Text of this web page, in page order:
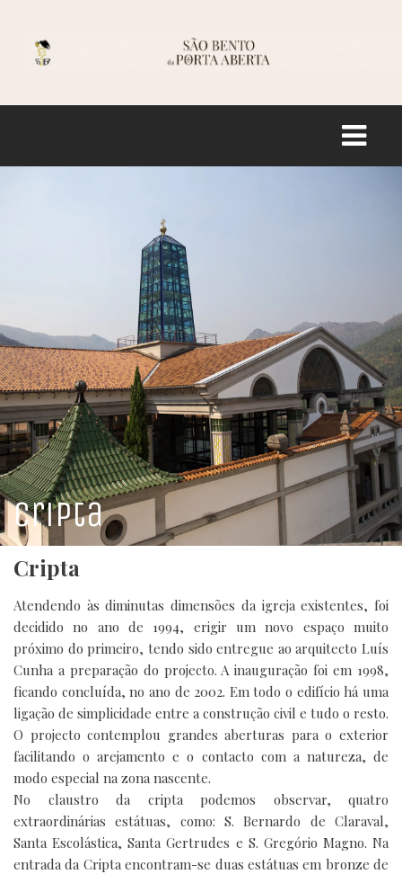
Logo
HISTÓRIA
SANTUÁRIO
INFORMAÇÃO
LOJA
HOTEL
RESTAURANTE
Cripta
Cripta
Atendendo às diminutas dimensões da igreja existentes, foi
decidido no ano de 1994, erigir um novo espaço muito
próximo do primeiro, tendo sido entregue ao arquitecto Luís
Cunha a preparação do projecto. A inauguração foi em 1998,
ficando concluída, no ano de 2002. Em todo o edifício há uma
ligação de simplicidade entre a construção civil e tudo o resto.
O projecto contemplou grandes aberturas para o exterior
facilitando o arejamento e o contacto com a natureza, de
modo especial na zona nascente.
No claustro da cripta podemos observar, quatro
extraordinárias estátuas, como: S. Bernardo de Claraval,
Santa Escolástica, Santa Gertrudes e S. Gregório Magno. Na
entrada da Cripta encontram-se duas estátuas em bronze de